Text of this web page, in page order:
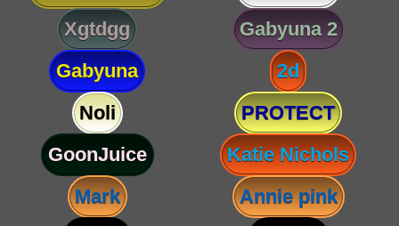
Xgtdgg
Gabyuna 2
Gabyuna
2d
Noli
PROTECT
GoonJuice
Katie Nichols
Mark
Annie pink